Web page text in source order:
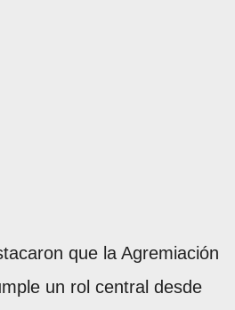
que la Agremiación
un rol central desde